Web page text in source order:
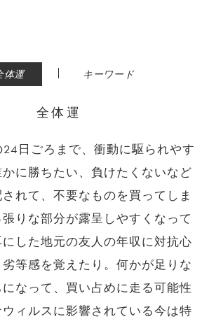
体運 | キーワード
全体運
日ごろまで、衝動に駆られやす
かに勝ちたい、負けたくないなど
れて、不要なものを買ってしま
りな部分が露呈しやすくなって
した地元の友人の年収に対抗心
等感を覚えたり。何かが足りな
なって、買い占めに走る可能性
ィルスに影響されている今は特